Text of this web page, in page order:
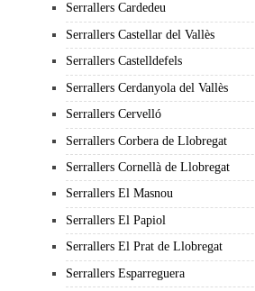
Serrallers Cardedeu
Serrallers Castellar del Vallès
Serrallers Castelldefels
Serrallers Cerdanyola del Vallès
Serrallers Cervelló
Serrallers Corbera de Llobregat
Serrallers Cornellà de Llobregat
Serrallers El Masnou
Serrallers El Papiol
Serrallers El Prat de Llobregat
Serrallers Esparreguera